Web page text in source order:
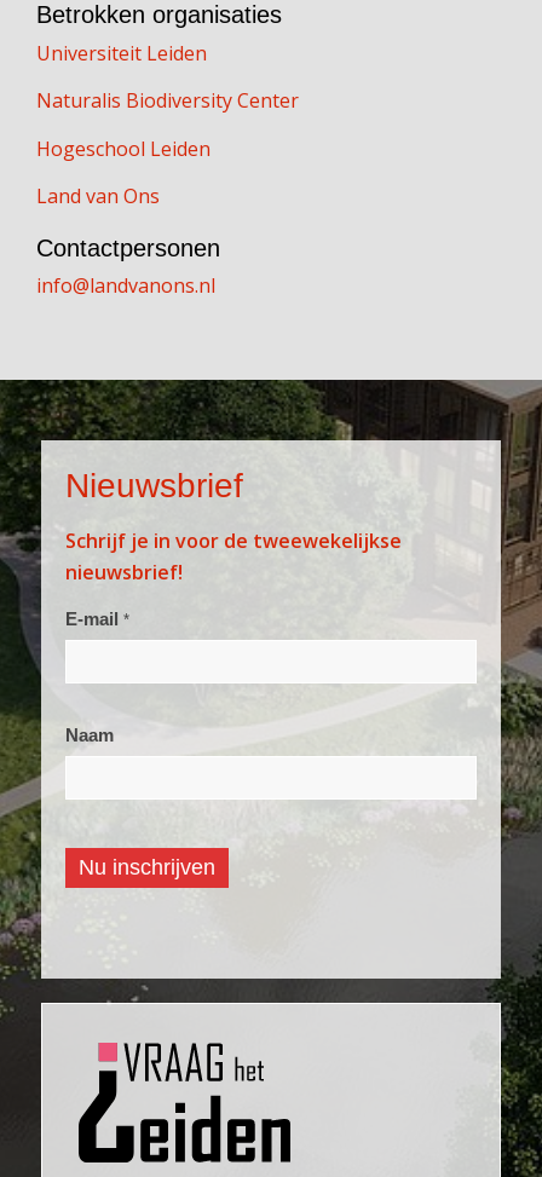
Betrokken organisaties
Universiteit Leiden
Naturalis Biodiversity Center
Hogeschool Leiden
Land van Ons
Contactpersonen
info@landvanons.nl
Nieuwsbrief
Schrijf je in voor de tweewekelijkse
nieuwsbrief!
Aanmelden
E-mail *
Naam
Nu inschrijven